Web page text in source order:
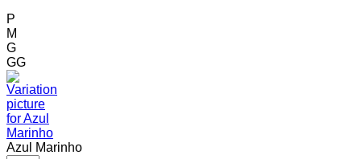
P
M
G
GG
Azul Marinho